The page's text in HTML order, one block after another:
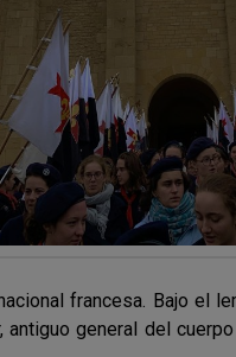
francesa. Bajo el
general del